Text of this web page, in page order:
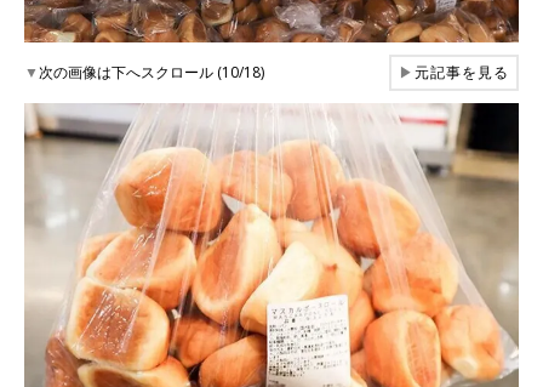
▼次の画像は下へスクロール (10/18) ▶元記事を見る